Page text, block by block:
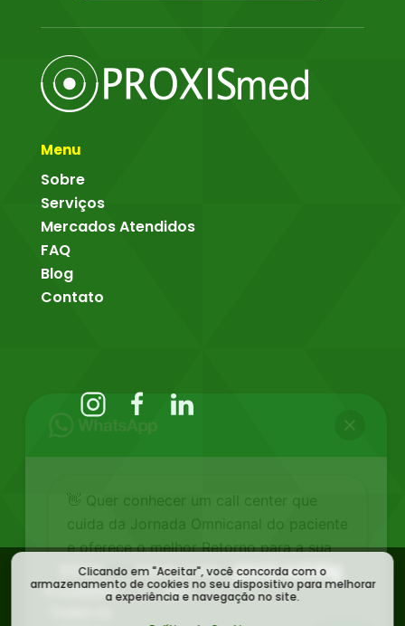
Clicando em "Aceitar", você concorda com o
armazenamento de cookies no seu dispositivo para melhorar
a experiência e navegação no site.
Menu
Sobre
Serviços
Mercados Atendidos
FAQ
Blog
Contato
2026
ProxisMed |
Desenvolvido
por:
👋 Quer conhecer um call center que
cuida da Jornada Omnicanal do paciente
e oferece o melhor Retorno para a sua
empresa? Fale com nossa equipe! 😉